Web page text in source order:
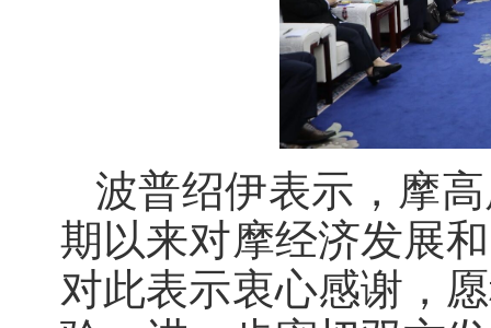
波普绍伊表示，摩
期以来对摩经济发展
对此表示衷心感谢，